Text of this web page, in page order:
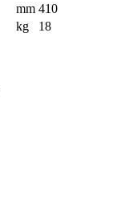
mm 410
kg 18